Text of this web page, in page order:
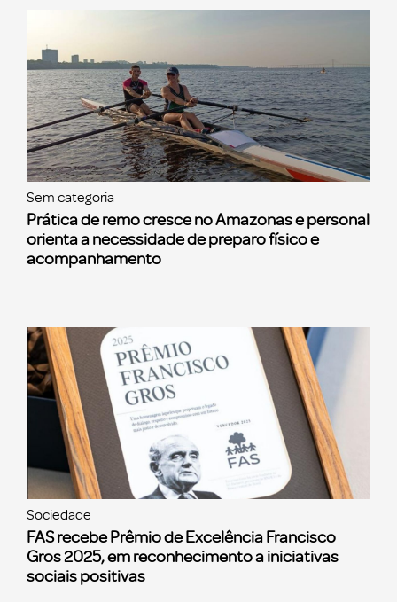
Sem categoria
Prática de remo cresce no Amazonas e personal
orienta a necessidade de preparo físico e
acompanhamento
Sociedade
FAS recebe Prêmio de Excelência Francisco
Gros 2025, em reconhecimento a iniciativas
sociais positivas